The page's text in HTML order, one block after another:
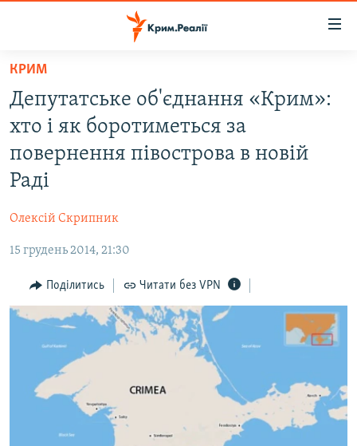
Перейти
основного
матеріалу
до
основної
Перейти
до
ВОДА.КРИМ
ВІДЕО ТА ФОТО
ПОЛІТИКА
ІНТЕРВ'Ю
ВСЕ ЗА ДЕНЬ
СПЕЦПРОЕКТИ
ДЕПОРТАЦІЯ
ВІДЕОУРОКИ «ELIFBE»
СВІДЧЕННЯ ОКУПАЦІЇ
УКРАЇНСЬКА ПРОБЛЕМА КРИМУ
ЯК ОБІЙТИ БЛОКУВАННЯ
Русский
КРИМ
Депутатське об'єднання «Крим»:
хто і як боротиметься за
повернення півострова в новій
Раді
Олексій Скрипник
15 грудень 2014, 21:30
Поділитись Читати без VPN